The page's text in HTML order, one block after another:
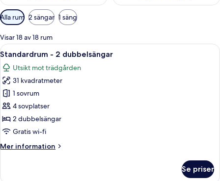
Tillgängliga
filter
för
rum
Alla rum 2 sängar 1 säng
Visar 18 av 18 rum
Öppna
alla
foton
för
Standardrum
-
2
dubbelsängar
Ett hotellrum med två sängar, ett
12
Standardrum - 2 dubbelsängar
Utsikt mot trädgården
31 kvadratmeter
1 sovrum
4 sovplatser
2 dubbelsängar
Gratis wi-fi
Mer information
Mer
Se priser